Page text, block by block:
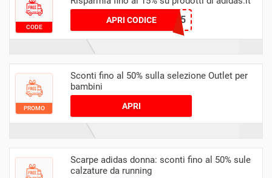
CODE
APRI CODICE
SNEAKERS25
PROMO
Sconti fino al 50% sulla selezione Outlet per
bambini
APRI
Scarpe adidas donna: sconti fino al 50% sule
calzature da running